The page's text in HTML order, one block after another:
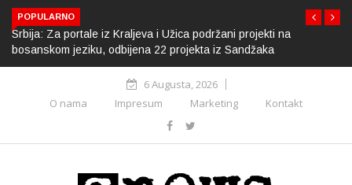
POPULARNO
Srbija: Za portale iz Kraljeva i Užica podržani projekti na
bosanskom jeziku, odbijena 22 projekta iz Sandžaka
6 Augusta, 2026
O nama
Impresum Marketing Kontakt